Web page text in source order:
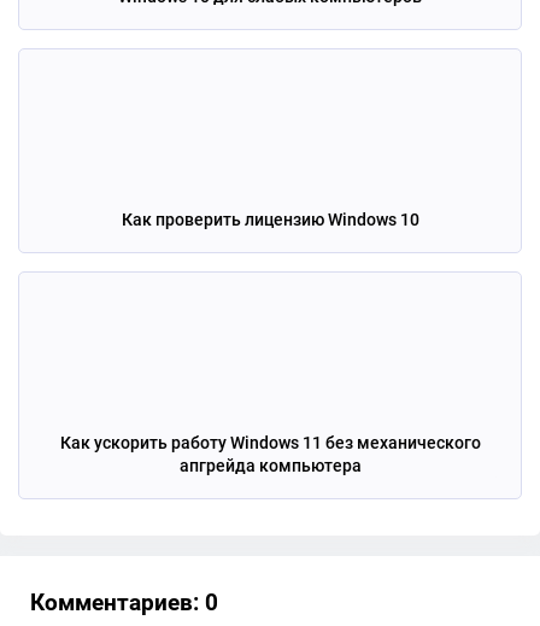
Как проверить лицензию Windows 10
Как ускорить работу Windows 11 без механического
апгрейда компьютера
Комментариев: 0